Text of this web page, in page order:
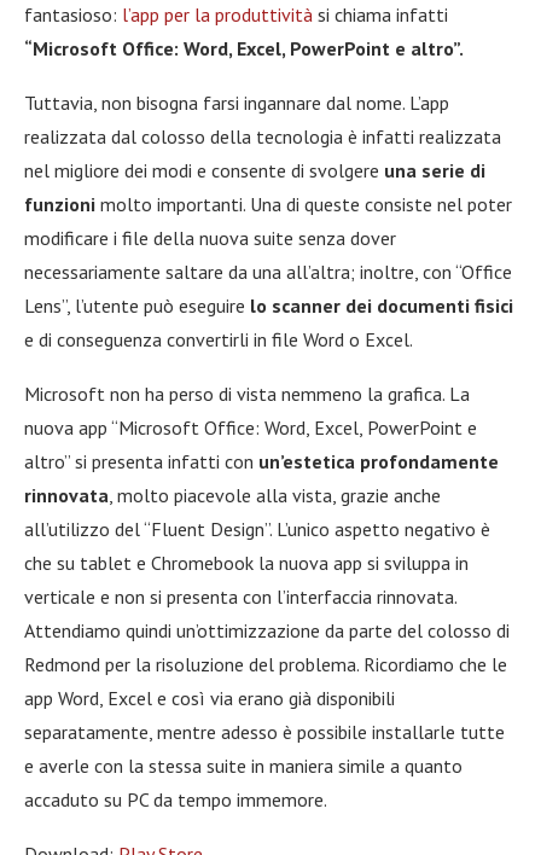
fantasioso: l’app per la produttività si chiama infatti
“Microsoft Office: Word, Excel, PowerPoint e altro”.
Tuttavia, non bisogna farsi ingannare dal nome. L’app
realizzata dal colosso della tecnologia è infatti realizzata
nel migliore dei modi e consente di svolgere una serie di
funzioni molto importanti. Una di queste consiste nel poter
modificare i file della nuova suite senza dover
necessariamente saltare da una all’altra; inoltre, con “Office
Lens”, l’utente può eseguire lo scanner dei documenti fisici
e di conseguenza convertirli in file Word o Excel.
Microsoft non ha perso di vista nemmeno la grafica. La
nuova app “Microsoft Office: Word, Excel, PowerPoint e
altro” si presenta infatti con un’estetica profondamente
rinnovata , molto piacevole alla vista, grazie anche
all’utilizzo del “Fluent Design”. L’unico aspetto negativo è
che su tablet e Chromebook la nuova app si sviluppa in
verticale e non si presenta con l’interfaccia rinnovata.
Attendiamo quindi un’ottimizzazione da parte del colosso di
Redmond per la risoluzione del problema. Ricordiamo che le
app Word, Excel e così via erano già disponibili
separatamente, mentre adesso è possibile installarle tutte
e averle con la stessa suite in maniera simile a quanto
accaduto su PC da tempo immemore.